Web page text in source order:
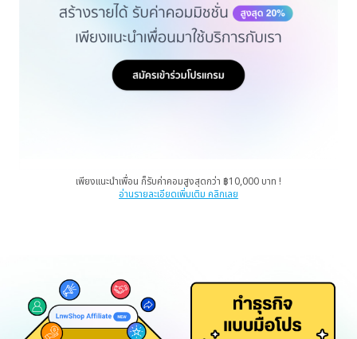
เพียงแนะนำเพื่อน ก็รับค่าคอมสูงสุดกว่า ฿10,000 บาท !
อ่านรายละเอียดเพิ่มเติม คลิกเลย